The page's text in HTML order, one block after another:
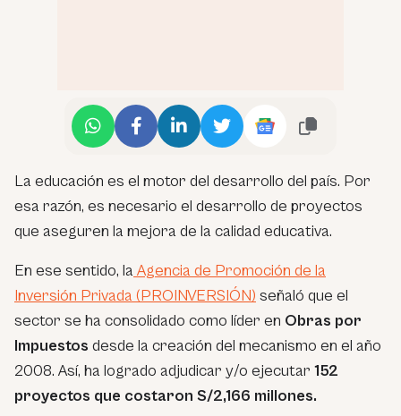
La educación es el motor del desarrollo del país. Por
esa razón, es necesario el desarrollo de proyectos
que aseguren la mejora de la calidad educativa.
En ese sentido, la Agencia de Promoción de la
Inversión Privada (PROINVERSIÓN) señaló que el
sector se ha consolidado como líder en Obras por
Impuestos desde la creación del mecanismo en el año
2008. Así, ha logrado adjudicar y/o ejecutar 152
proyectos que costaron S/2,166 millones.